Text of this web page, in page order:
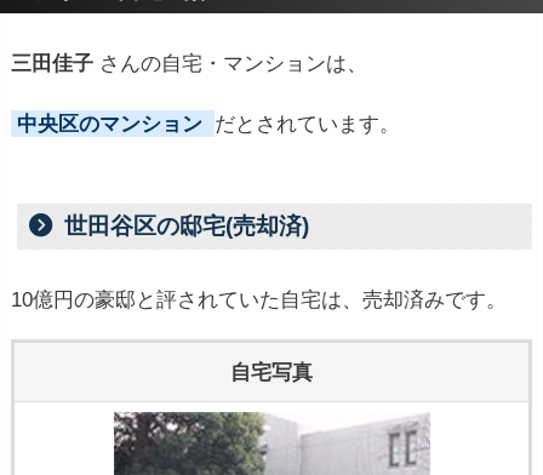
三田佳子 さんの自宅・マンションは、
中央区のマンション だとされています。
世田谷区の邸宅(売却済)
10億円の豪邸と評されていた自宅は、売却済みです。
自宅写真